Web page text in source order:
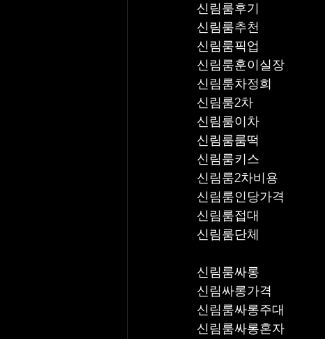
신림룸후기
신림룸추천
신림룸훈이실장
신림룸차정희
신림룸2차
신림룸이차
신림룸룸떡
신림룸키스
신림룸2차비용
신림룸인당가격
신림룸접대
신림룸단체
신림룸싸롱
신림싸롱가격
신림룸싸롱주대
신림룸싸롱혼자